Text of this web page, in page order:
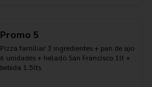
Promo 5
Pizza familiar 3 ingredientes + pan de ajo
6 unidades + helado San Francisco 1lt +
bebida 1.5lts